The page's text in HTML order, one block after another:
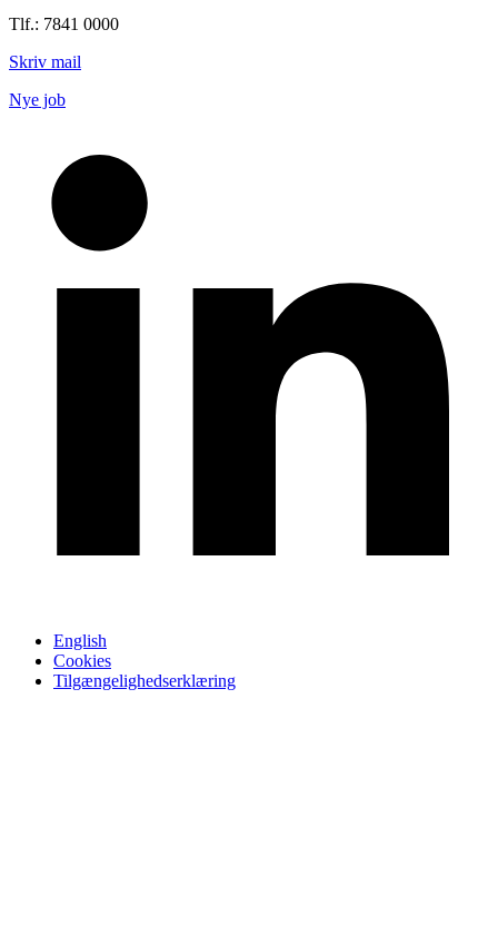
Tlf.: 7841 0000
Skriv mail
Nye job
English
Cookies
Tilgængelighedserklæring